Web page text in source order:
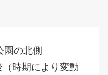
園の北側
時期により変動